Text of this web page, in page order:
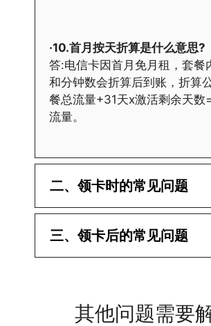
·10.首月按天折算是什么意思?
答:电信卡因首月免月租，套餐
和分钟数会折算后到账，折算
餐总流量+31天x激活剩余天数
流量。
二、领卡时的常见问题
·1.已经操作激活了怎么没有网?
用呢?
详细套餐，这就说明已激活成
三、领卡后的常见问题
小哥处参加活动充值，后续充
其他问题需要